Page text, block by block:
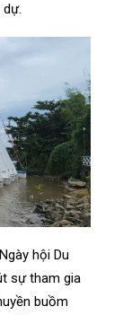
hội Du
sự tham gia
buồm